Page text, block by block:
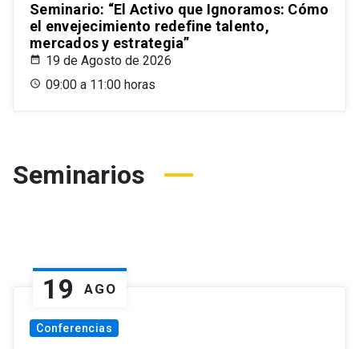
Seminario: “El Activo que Ignoramos: Cómo
el envejecimiento redefine talento,
mercados y estrategia”
19 de Agosto de 2026
09:00 a 11:00 horas
Seminarios
19 AGO
Conferencias